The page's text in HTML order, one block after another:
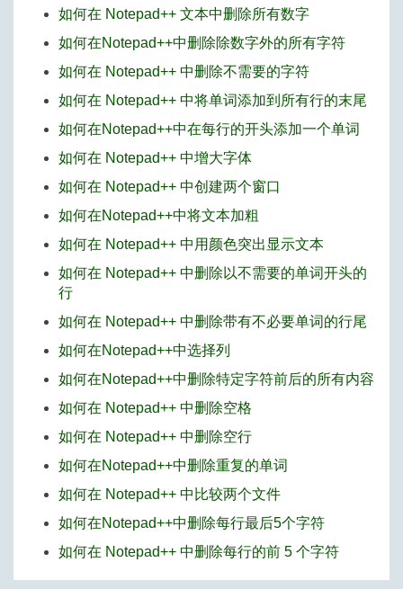
如何在 Notepad++ 文本中删除所有数字
如何在Notepad++中删除除数字外的所有字符
如何在 Notepad++ 中删除不需要的字符
如何在 Notepad++ 中将单词添加到所有行的末尾
如何在Notepad++中在每行的开头添加一个单词
如何在 Notepad++ 中增大字体
如何在 Notepad++ 中创建两个窗口
如何在Notepad++中将文本加粗
如何在 Notepad++ 中用颜色突出显示文本
如何在 Notepad++ 中删除以不需要的单词开头的
行
如何在 Notepad++ 中删除带有不必要单词的行尾
如何在Notepad++中选择列
如何在Notepad++中删除特定字符前后的所有内容
如何在 Notepad++ 中删除空格
如何在 Notepad++ 中删除空行
如何在Notepad++中删除重复的单词
如何在 Notepad++ 中比较两个文件
如何在Notepad++中删除每行最后5个字符
如何在 Notepad++ 中删除每行的前 5 个字符